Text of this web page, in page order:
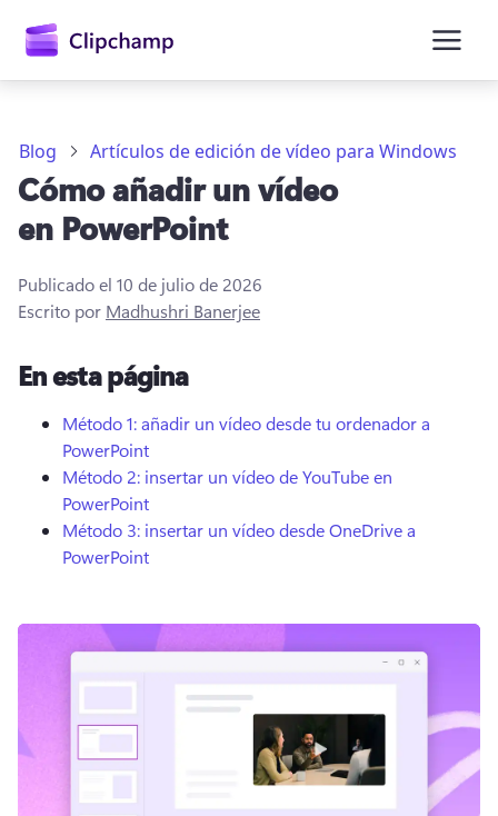
principal
Iniciar sesión
Probar gratis
Blog Artículos de edición de vídeo para Windows
Cómo añadir un vídeo
en PowerPoint
Publicado el 10 de julio de 2026
Escrito por Madhushri Banerjee
En esta página
Método 1: añadir un vídeo desde tu ordenador a
PowerPoint
Método 2: insertar un vídeo de YouTube en
PowerPoint
Método 3: insertar un vídeo desde OneDrive a
PowerPoint